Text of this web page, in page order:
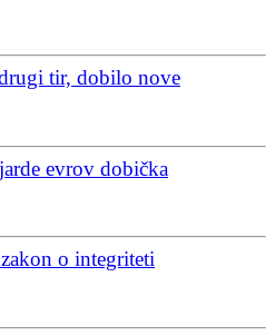
tir, dobilo nove
evrov dobička
o integriteti